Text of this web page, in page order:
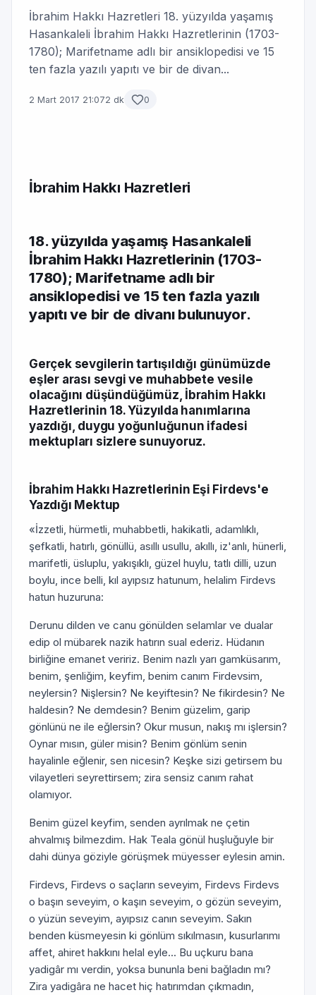
İbrahim Hakkı Hazretleri 18. yüzyılda yaşamış
Hasankaleli İbrahim Hakkı Hazretlerinin (1703-
1780); Marifetname adlı bir ansiklopedisi ve 15
ten fazla yazılı yapıtı ve bir de divan...
2 Mart 2017 21:072 dk 0
İbrahim Hakkı Hazretleri
18. yüzyılda yaşamış Hasankaleli
İbrahim Hakkı Hazretlerinin (1703-
1780); Marifetname adlı bir
ansiklopedisi ve 15 ten fazla yazılı
yapıtı ve bir de divanı bulunuyor.
Gerçek sevgilerin tartışıldığı günümüzde
eşler arası sevgi ve muhabbete vesile
olacağını düşündüğümüz, İbrahim Hakkı
Hazretlerinin 18. Yüzyılda hanımlarına
yazdığı, duygu yoğunluğunun ifadesi
mektupları sizlere sunuyoruz.
İbrahim Hakkı Hazretlerinin Eşi Firdevs'e
Yazdığı Mektup
«İzzetli, hürmetli, muhabbetli, hakikatli, adamlıklı,
şefkatli, hatırlı, gönüllü, asıllı usullu, akıllı, iz'anlı, hünerli,
marifetli, üsluplu, yakışıklı, güzel huylu, tatlı dilli, uzun
boylu, ince belli, kıl ayıpsız hatunum, helalim Firdevs
hatun huzuruna:
Derunu dilden ve canu gönülden selamlar ve dualar
edip ol mübarek nazik hatırın sual ederiz. Hüdanın
birliğine emanet veririz. Benim nazlı yarı gamküsarım,
benim, şenliğim, keyfim, benim canım Firdevsim,
neylersin? Nişlersin? Ne keyiftesin? Ne fikirdesin? Ne
haldesin? Ne demdesin? Benim güzelim, garip
gönlünü ne ile eğlersin? Okur musun, nakış mı işlersin?
Oynar mısın, güler misin? Benim gönlüm senin
hayalinle eğlenir, sen nicesin? Keşke sizi getirsem bu
vilayetleri seyrettirsem; zira sensiz canım rahat
olamıyor.
Benim güzel keyfim, senden ayrılmak ne çetin
ahvalmış bilmezdim. Hak Teala gönül huşluğuyle bir
dahi dünya göziyle görüşmek müyesser eylesin amin.
Firdevs, Firdevs o saçların seveyim, Firdevs Firdevs
o başın seveyim, o kaşın seveyim, o gözün seveyim,
o yüzün seveyim, ayıpsız canın seveyim. Sakın
benden küsmeyesin ki gönlüm sıkılmasın, kusurlarımı
affet, ahiret hakkını helal eyle... Bu uçkuru bana
yadigâr mı verdin, yoksa bununla beni bağladın mı?
Zira yadigâra ne hacet hiç hatırımdan çıkmadın,